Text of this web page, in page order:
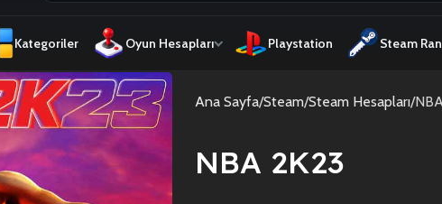
Kategoriler Oyun Hesapları Playstation Steam
Ana Sayfa Steam Steam Hesapları
NBA 2K23